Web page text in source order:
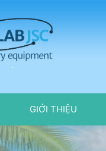
GIỚI THIỆU